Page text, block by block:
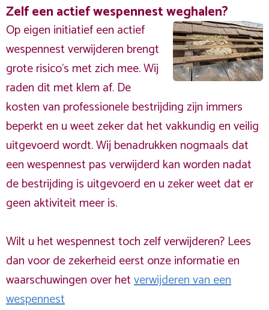
Zelf een actief wespennest weghalen?
Op eigen initiatief een actief
wespennest verwijderen brengt
grote risico’s met zich mee. Wij
raden dit met klem af. De
kosten van professionele bestrijding zijn immers
beperkt en u weet zeker dat het vakkundig en veilig
uitgevoerd wordt. Wij benadrukken nogmaals dat
een wespennest pas verwijderd kan worden nadat
de bestrijding is uitgevoerd en u zeker weet dat er
geen aktiviteit meer is.
Wilt u het wespennest toch zelf verwijderen? Lees
dan voor de zekerheid eerst onze informatie en
waarschuwingen over hetverwijderen van een
wespennest